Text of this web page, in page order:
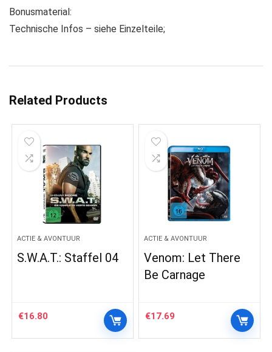
Bonusmaterial:
Technische Infos – siehe Einzelteile;
Related Products
ACTIE & AVONTUUR
S.W.A.T.: Staffel 04
€16.80
ACTIE & AVONTUUR
Venom: Let There
Be Carnage
€17.69